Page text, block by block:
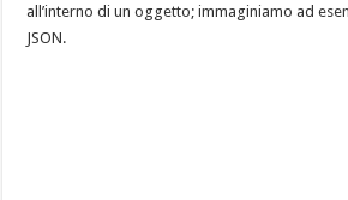
all’interno di un oggetto; immaginiamo ad
JSON.